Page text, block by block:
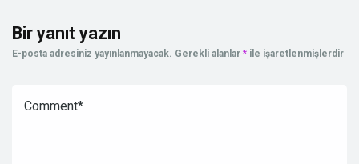
Bir yanıt yazın
E-posta adresiniz yayınlanmayacak. Gerekli alanlar * ile işaretlenmişlerdir